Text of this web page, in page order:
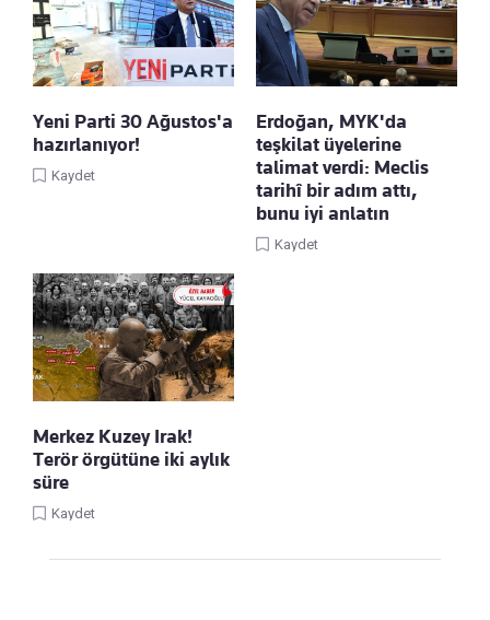
Yeni Parti 30 Ağustos'a
hazırlanıyor!
Kaydet
Erdoğan, MYK'da
teşkilat üyelerine
talimat verdi: Meclis
tarihî bir adım attı,
bunu iyi anlatın
Kaydet
Merkez Kuzey Irak!
Terör örgütüne iki aylık
süre
Kaydet